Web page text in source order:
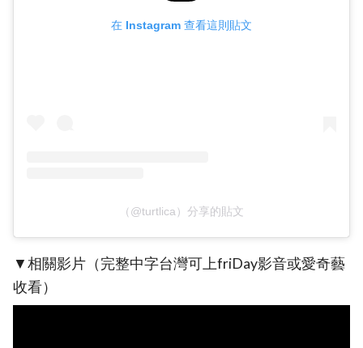
在 Instagram 查看這則貼文
（@turtlica）分享的貼文
▼相關影片（完整中字台灣可上friDay影音或愛奇藝
收看）